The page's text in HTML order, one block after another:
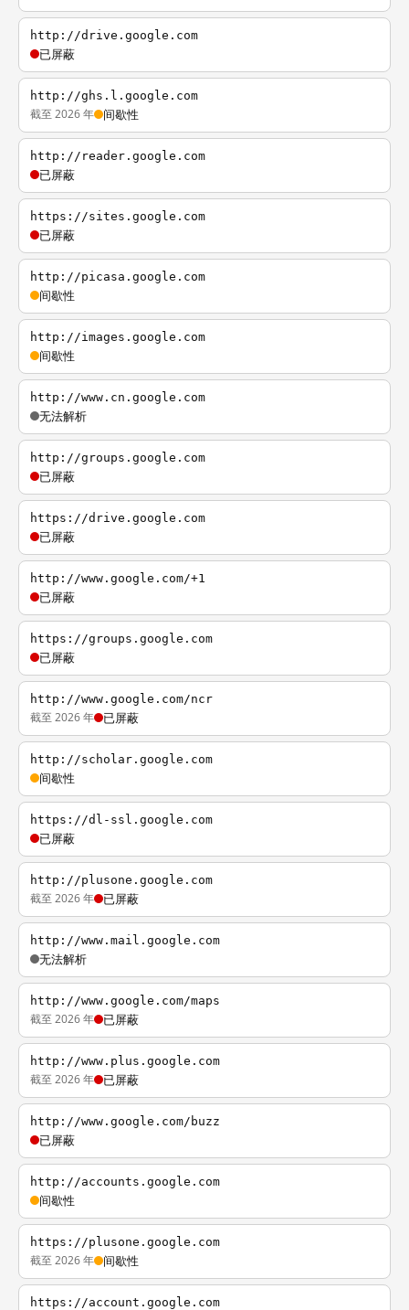
http://drive.google.com
已屏蔽
http://ghs.l.google.com
截至 2026 年 间歇性
http://reader.google.com
已屏蔽
https://sites.google.com
已屏蔽
http://picasa.google.com
间歇性
http://images.google.com
间歇性
http://www.cn.google.com
无法解析
http://groups.google.com
已屏蔽
https://drive.google.com
已屏蔽
http://www.google.com/+1
已屏蔽
https://groups.google.com
已屏蔽
http://www.google.com/ncr
截至 2026 年 已屏蔽
http://scholar.google.com
间歇性
https://dl-ssl.google.com
已屏蔽
http://plusone.google.com
截至 2026 年 已屏蔽
http://www.mail.google.com
无法解析
http://www.google.com/maps
截至 2026 年 已屏蔽
http://www.plus.google.com
截至 2026 年 已屏蔽
http://www.google.com/buzz
已屏蔽
http://accounts.google.com
间歇性
https://plusone.google.com
截至 2026 年 间歇性
https://account.google.com